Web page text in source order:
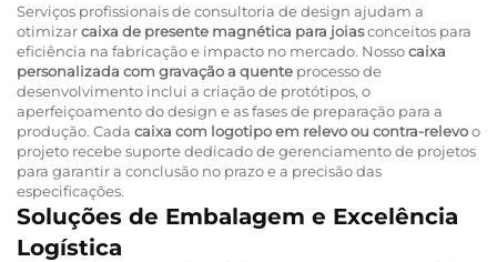
Serviços profissionais de consultoria de design ajudam a
otimizarcaixa de presente magnética para joiasconceitos para
eficiência na fabricação e impacto no mercado. Nossocaixa
personalizada com gravação a quente processo de
desenvolvimento inclui a criação de protótipos, o
aperfeiçoamento do design e as fases de preparação para a
produção. Cada caixa com logotipo em relevo ou contra-relevoo
projeto recebe suporte dedicado de gerenciamento de projetos
para garantir a conclusão no prazo e a precisão das
especificações.
Soluções de Embalagem e Excelência
Logística